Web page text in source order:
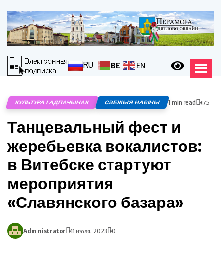
RU BE EN
КУЛЬТУРА І АДПАЧЫНАК СВЕЖЫЯ НАВІНЫ 1 min read 175
Танцевальный фест и
жеребьевка вокалистов:
в Витебске стартуют
мероприятия
«Славянского базара»
Administrator 11 июля, 2023 0